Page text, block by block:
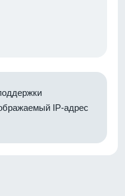
IP-адрес